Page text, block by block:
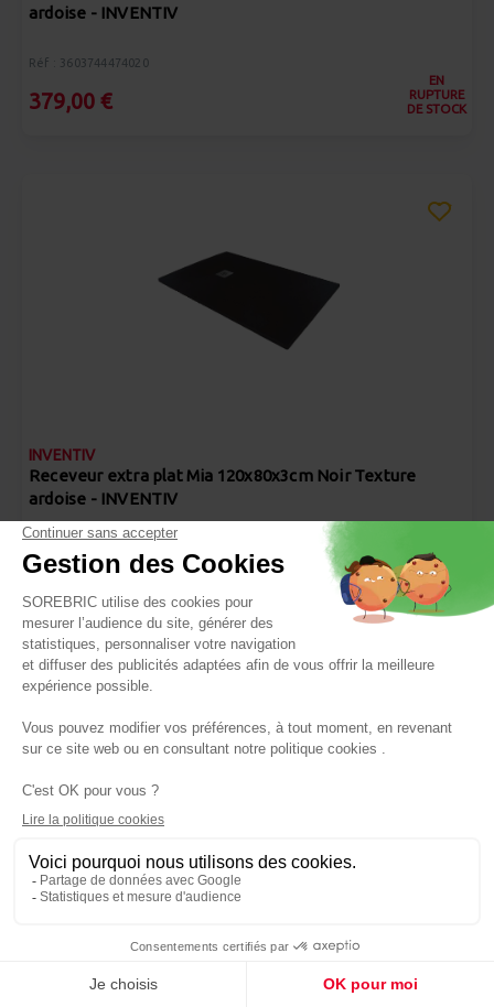
ardoise - INVENTIV
Réf : 3603744474020
379,00 €
EN
RUPTURE
DE STOCK
INVENTIV
Receveur extra plat Mia 120x80x3cm Noir Texture
ardoise - INVENTIV
ardoise - INVENTIV